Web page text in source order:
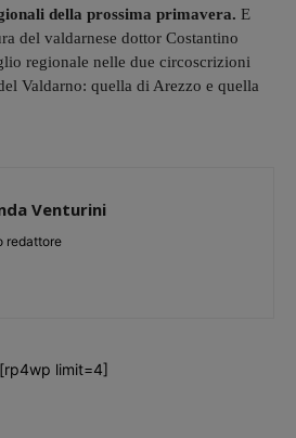
della prossima primavera. E
del valdarnese dottor Costantino
regionale nelle due circoscrizioni
Valdarno: quella di Arezzo e quella
Venturini
redattore
[rp4wp limit=4]